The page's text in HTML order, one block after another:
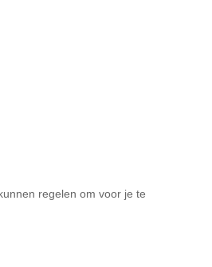
regelen om voor je te